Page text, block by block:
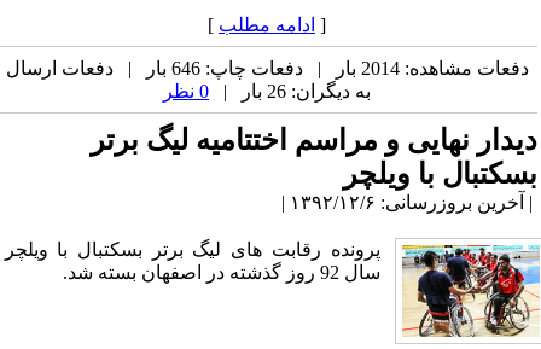
[ ادامه مطلب ]
دفعات مشاهده: 2014 بار | دفعات چاپ: 646 بار | دفعات ارسال
به دیگران: 26 بار |
0 نظر
دیدار نهایی و مراسم اختتامیه لیگ برتر
بسکتبال با ویلچر
| آخرین بروزرسانی: ۱۳۹۲/۱۲/۶ |
پرونده رقابت های لیگ برتر بسکتبال با ویلچر
سال 92 روز گذشته در اصفهان بسته شد.